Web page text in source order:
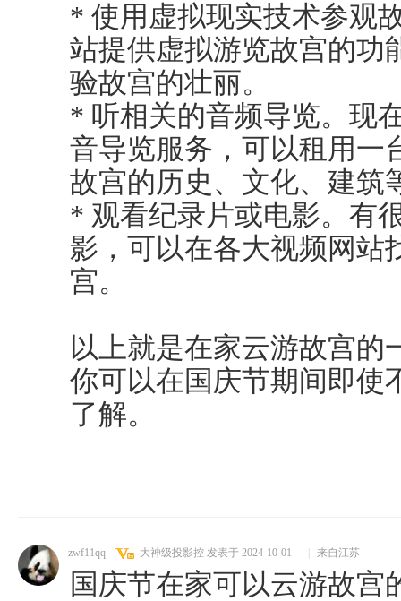
* 使用虚拟现实技术参观
站提供虚拟游览故宫的功
验故宫的壮丽。
* 听相关的音频导览。现
音导览服务，可以租用一
故宫的历史、文化、建筑
* 观看纪录片或电影。有
影，可以在各大视频网站
宫。
以上就是在家云游故宫的
你可以在国庆节期间即使
了解。
zwf11qq 大神级投影控 发表于 2024-10-01 来自江苏
国庆节在家可以云游故宫